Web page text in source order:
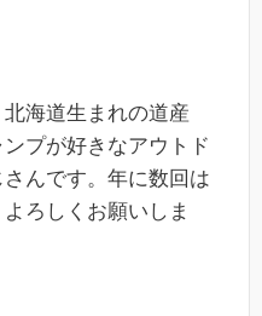
海道生まれの道産
プが好きなアウトド
んです。年に数回は
ろしくお願いしま